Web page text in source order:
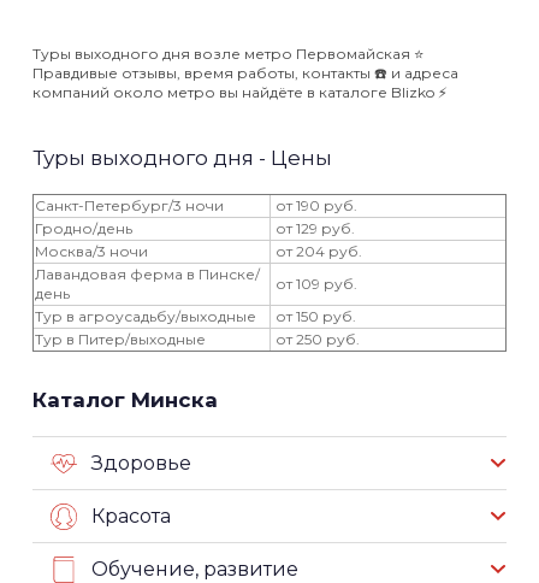
Туры выходного дня возле метро Первомайская ⭐️
Правдивые отзывы, время работы, контакты ☎️ и адреса
компаний около метро вы найдёте в каталоге Blizko ⚡️
Туры выходного дня - Цены
Санкт-Петербург/3 ночи
от 190 руб.
Гродно/день
от 129 руб.
Москва/3 ночи
от 204 руб.
Лавандовая ферма в Пинске/
день
от 109 руб.
Тур в агроусадьбу/выходные
от 150 руб.
Тур в Питер/выходные
от 250 руб.
Каталог Минска
Здоровье
Красота
Обучение, развитие